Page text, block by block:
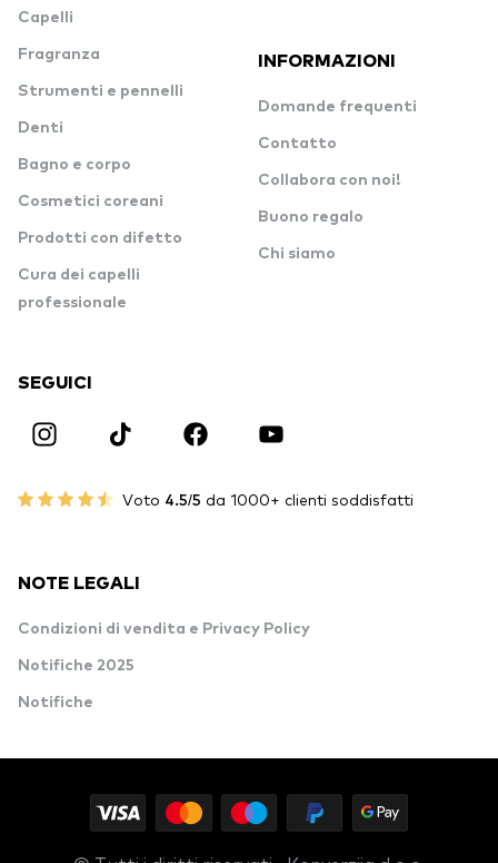
Capelli
Fragranza
Strumenti e pennelli
Denti
Bagno e corpo
Cosmetici coreani
Prodotti con difetto
Cura dei capelli
professionale
INFORMAZIONI
Domande frequenti
Contatto
Collabora con noi!
Buono regalo
Chi siamo
SEGUICI
Voto 4.5/5 da 1000+ clienti soddisfatti
NOTE LEGALI
Condizioni di vendita e Privacy Policy
Notifiche 2025
Notifiche